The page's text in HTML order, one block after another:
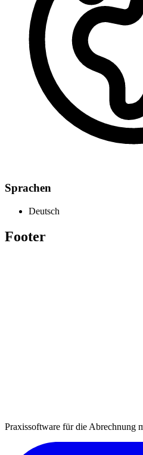
Sprachen
Deutsch
Footer
Praxissoftware für die Abrechnung